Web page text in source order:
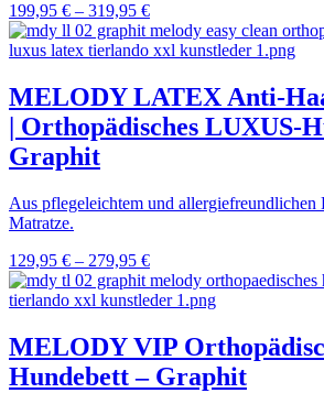
199,95 € – 319,95 €
MELODY LATEX Anti-
| Orthopädisches LUXUS-
Graphit
Aus pflegeleichtem und
Matratze.
129,95 € – 279,95 €
MELODY VIP
Hundebett – Graphit